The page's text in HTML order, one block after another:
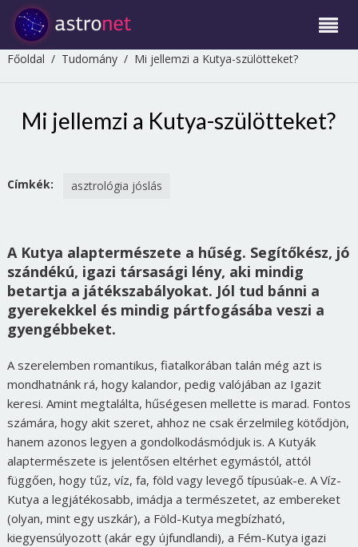
Főoldal / Tudomány/ Mi jellemzi a Kutya-szülötteket?
Mi jellemzi a Kutya-szülötteket?
Címkék: asztrológia jóslás
A Kutya alaptermészete a hűség. Segítőkész, jó
szándékú, igazi társasági lény, aki mindig
betartja a játékszabályokat. Jól tud bánni a
gyerekekkel és mindig pártfogásába veszi a
gyengébbeket.
A szerelemben romantikus, fiatalkorában talán még azt is
mondhatnánk rá, hogy kalandor, pedig valójában az Igazit
keresi. Amint megtalálta, hűségesen mellette is marad. Fontos
számára, hogy akit szeret, ahhoz ne csak érzelmileg kötődjön,
hanem azonos legyen a gondolkodásmódjuk is. A Kutyák
alaptermészete is jelentősen eltérhet egymástól, attól
függően, hogy tűz, víz, fa, föld vagy levegő típusúak-e. A Víz-
Kutya a legjátékosabb, imádja a természetet, az embereket
(olyan, mint egy uszkár), a Föld-Kutya megbízható,
kiegyensúlyozott (akár egy újfundlandi), a Fém-Kutya igazi